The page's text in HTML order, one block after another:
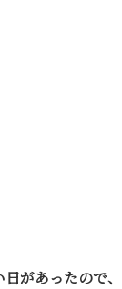
があったので、